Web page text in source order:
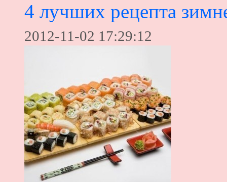
4 лучших рецепта
2012-11-02 17:29:12